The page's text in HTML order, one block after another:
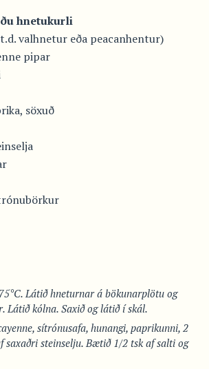
hnetukurli
valhnetur eða peacanhentur)
pipar
söxuð
Látið hneturnar á bökunarplötu og
Látið kólna. Saxið og látið í skál.
sítrónusafa, hunangi, paprikunni, 2
saxaðri steinselju. Bætið 1/2 tsk af salti og